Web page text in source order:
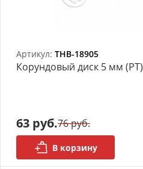
Артикул: THB-18905
Корундовый диск 5 мм (РТ)
63 руб.76 руб.
В корзину